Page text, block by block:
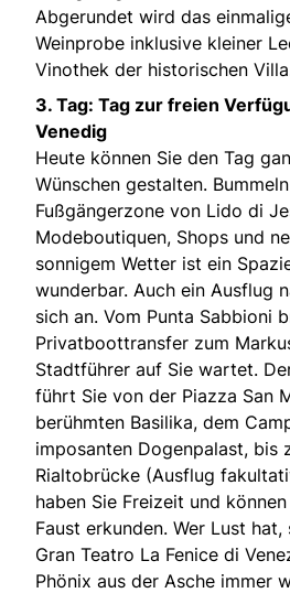
Abgerundet wird das
Weinprobe inklusive kleiner
Vinothek der historischen
3. Tag: Tag zur freien
Venedig
Heute können Sie den Tag
Wünschen gestalten.
Fußgängerzone von Lido di
Modeboutiquen, Shops und
sonnigem Wetter ist ein
wunderbar. Auch ein Ausflug
sich an. Vom Punta Sabbioni
Privatboottransfer zum
Stadtführer auf Sie wartet.
führt Sie von der Piazza San
berühmten Basilika, dem
imposanten Dogenpalast, bis
Rialtobrücke (Ausflug
haben Sie Freizeit und
Faust erkunden. Wer Lust
Gran Teatro La Fenice di
Phönix aus der Asche immer